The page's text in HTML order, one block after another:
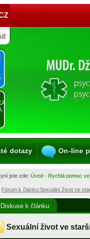
dotazy On-line
jste zde: Úvod - Rychlá pomoc
Fórum k článku:Sexuální život ve
Diskuse k článku
Sexuální život ve